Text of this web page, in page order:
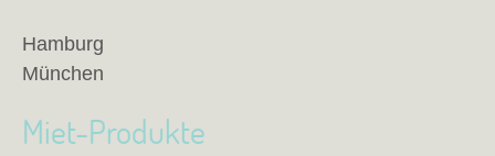
Hamburg
München
Miet-Produkte